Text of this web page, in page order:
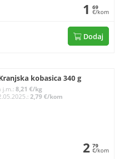
1 69
€/kom
Dodaj
kobasica 340 g
j.m.: 8,21 €/kg
2,79 €/kom
2 79
€/kom